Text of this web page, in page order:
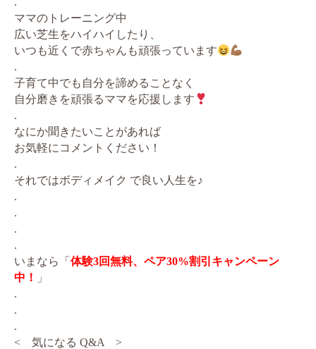
ママのトレーニング中
広い芝生をハイハイしたり、
いつも近くで赤ちゃんも頑張っています
.
子育て中でも自分を諦めることなく
自分磨きを頑張るママを応援します
.
なにか聞きたいことがあれば
お気軽にコメントください！
.
それではボディメイク で良い人生を♪
.
.
.
.
いまなら「 体験3回無料、ペア30%割引キャンペーン
中！
」
.
.
.
< 気になる Q&A >